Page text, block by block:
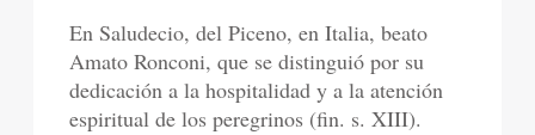
En Saludecio, del Piceno, en Italia, beato
Amato Ronconi, que se distinguió por su
dedicación a la hospitalidad y a la atención
espiritual de los peregrinos (fin. s. XIII).